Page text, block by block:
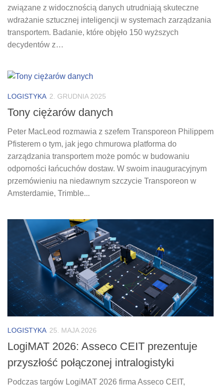
związane z widocznością danych utrudniają skuteczne
wdrażanie sztucznej inteligencji w systemach zarządzania
transportem. Badanie, które objęło 150 wyższych
decydentów z…
LOGISTYKA 2. GRUDNIA 2025
Tony ciężarów danych
Peter MacLeod rozmawia z szefem Transporeon Philippem
Pfisterem o tym, jak jego chmurowa platforma do
zarządzania transportem może pomóc w budowaniu
odporności łańcuchów dostaw. W swoim inauguracyjnym
przemówieniu na niedawnym szczycie Transporeon w
Amsterdamie, Trimble...
LOGISTYKA 25. MAJA 2026
LogiMAT 2026: Asseco CEIT prezentuje
przyszłość połączonej intralogistyki
Podczas targów LogiMAT 2026 firma Asseco CEIT,